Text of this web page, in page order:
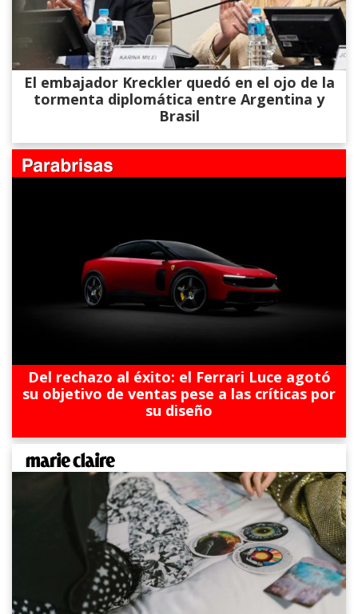
El embajador Kreckler quedó en el ojo de la
tormenta diplomática entre Argentina y
Brasil
Del rechazo al éxito: el Ferrari Luce agotó
su objetivo de ventas pese a las críticas por
su diseño